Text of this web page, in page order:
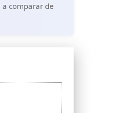
comparar de